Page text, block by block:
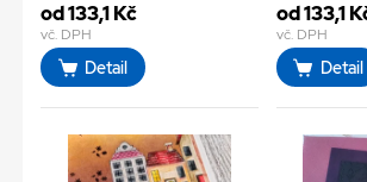
od 133,1 Kč
vč. DPH
Detail
od 133,1
vč. DPH
Detail